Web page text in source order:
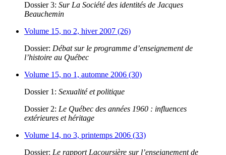
Dossier 3: Sur La Société des identités de Jacques
Beauchemin
Volume 15, no 2, hiver 2007 (26)
Dossier: Débat sur le programme d’enseignement de
l’histoire au Québec
Volume 15, no 1, automne 2006 (30)
Dossier 1: Sexualité et politique
Dossier 2: Le Québec des années 1960 : influences
extérieures et héritage
Volume 14, no 3, printemps 2006 (33)
Dossier: Le rapport Lacoursière sur l’enseignement de